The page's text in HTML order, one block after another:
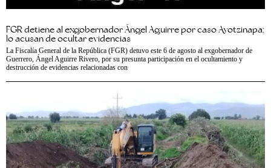
FGR detiene al exgobernador Ángel Aguirre por caso Ayotzinapa;
lo acusan de ocultar evidencias
La Fiscalía General de la República (FGR) detuvo este 6 de agosto al exgobernador de
Guerrero, Ángel Aguirre Rivero, por su presunta participación en el ocultamiento y
destrucción de evidencias relacionadas con